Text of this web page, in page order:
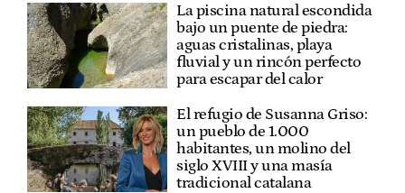
La piscina natural escondida
bajo un puente de piedra:
aguas cristalinas, playa
fluvial y un rincón perfecto
para escapar del calor
El refugio de Susanna Griso:
un pueblo de 1.000
habitantes, un molino del
siglo XVIII y una masía
tradicional catalana